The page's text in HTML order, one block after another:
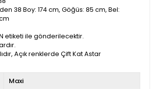
38 Boy: 174 cm, Göğüs: 85 cm, Bel:
etiketi ile gönderilecektir.
Açık renklerde Çift Kat Astar
Maxi